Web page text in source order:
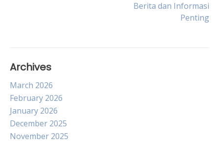
Berita dan Informasi
Penting
Archives
March 2026
February 2026
January 2026
December 2025
November 2025